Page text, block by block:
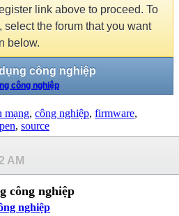
link above to proceed. To
the forum that you want
below.
công nghiệp
công nghiệp
mạng, công nghiệp, firmware,
, source
AM
công nghiệp
nghiệp